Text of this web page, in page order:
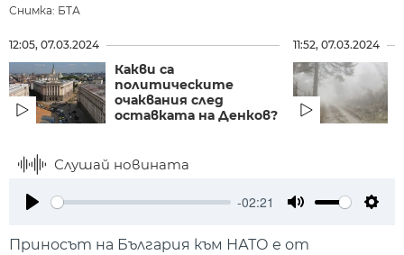
Снимка: БТА
12:05, 07.03.2024
Какви са
политическите
очаквания след
оставката на Денков?
11:52, 07.03.2024
Слушай новината
-02:21
Приносът на България към НАТО е от